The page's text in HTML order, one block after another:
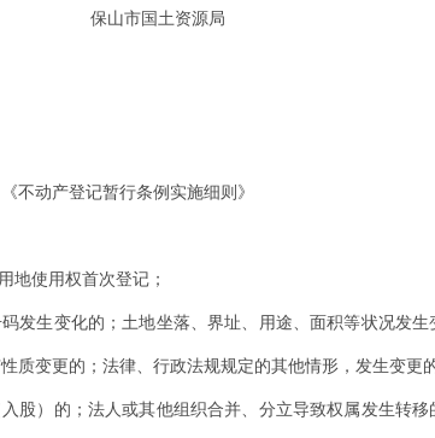
保山市国土资源局
不动产登记暂行条例实施细则》
地使用权首次登记；
发生变化的；土地坐落、界址、用途、面积等状况发
质变更的；法律、行政法规规定的其他情形，发生变更
股）的；法人或其他组织合并、分立导致权属发生转